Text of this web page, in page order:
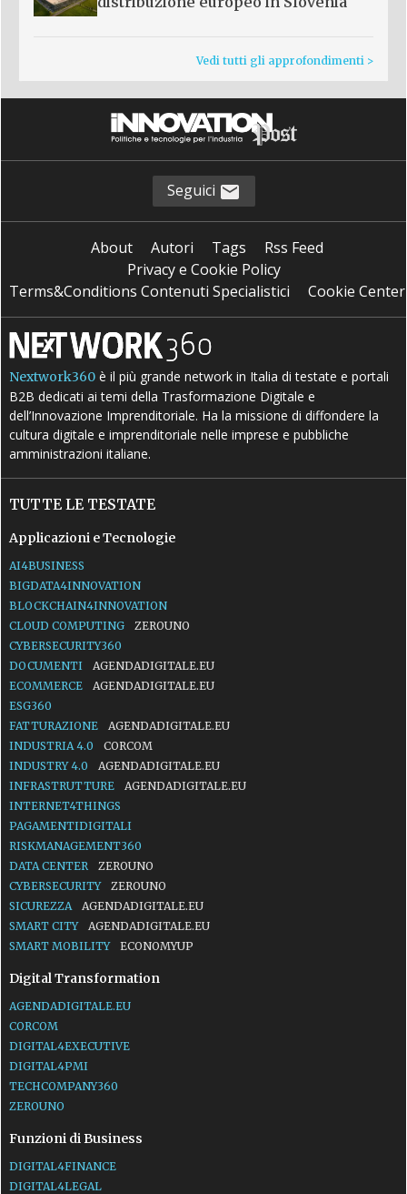
Vedi tutti gli approfondimenti >
Seguici
About Autori Tags
Rss Feed
Privacy e Cookie Policy
Terms&Conditions Contenuti Specialistici
Cookie Center
Nextwork360 è il più grande network in Italia di testate e portali
B2B dedicati ai temi della Trasformazione Digitale e
dell’Innovazione Imprenditoriale. Ha la missione di diffondere la
cultura digitale e imprenditoriale nelle imprese e pubbliche
amministrazioni italiane.
TUTTE LE TESTATE
Applicazioni e Tecnologie
AI4BUSINESS
BIGDATA4INNOVATION
BLOCKCHAIN4INNOVATION
CLOUD COMPUTING
ZEROUNO
CYBERSECURITY360
DOCUMENTI
AGENDADIGITALE.EU
ECOMMERCE
AGENDADIGITALE.EU
ESG360
FATTURAZIONE
AGENDADIGITALE.EU
INDUSTRIA 4.0
CORCOM
INDUSTRY 4.0
AGENDADIGITALE.EU
INFRASTRUTTURE
AGENDADIGITALE.EU
INTERNET4THINGS
PAGAMENTIDIGITALI
RISKMANAGEMENT360
DATA CENTER
ZEROUNO
CYBERSECURITY
ZEROUNO
SICUREZZA
AGENDADIGITALE.EU
SMART CITY
AGENDADIGITALE.EU
SMART MOBILITY
ECONOMYUP
Digital Transformation
AGENDADIGITALE.EU
CORCOM
DIGITAL4EXECUTIVE
DIGITAL4PMI
TECHCOMPANY360
ZEROUNO
Funzioni di Business
DIGITAL4FINANCE
DIGITAL4LEGAL